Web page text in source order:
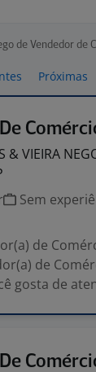
de Vendedor de
Próximas
& VIEIRA
Sem
de
de
gosta de